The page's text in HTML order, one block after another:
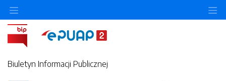
Biuletyn Informacji Publicznej